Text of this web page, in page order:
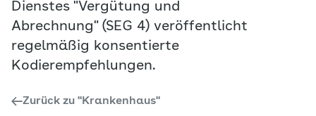
Dienstes "Vergütung und
Abrechnung" (SEG 4) veröffentlicht
regelmäßig konsentierte
Kodierempfehlungen.
Zurück zu "Krankenhaus"